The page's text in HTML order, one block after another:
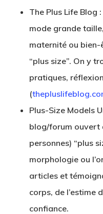
The Plus Life Blog
mode grande
maternité ou
“plus size”. On y
pratiques,
(
Plus-Size Models
blog/forum ouvert
personnes) “plus
morphologie ou
articles et
corps, de l’estime
confiance.